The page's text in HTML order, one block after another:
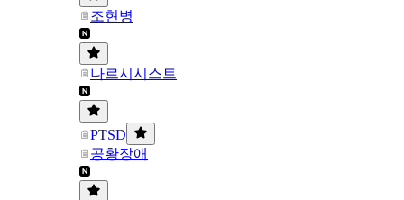
조현병
나르시시스트
PTSD
공황장애